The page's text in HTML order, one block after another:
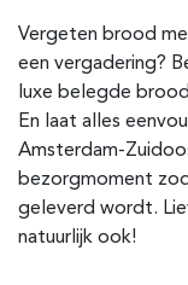
Vergeten brood
een vergadering?
luxe belegde
En laat alles
Amsterdam-
bezorgmoment
geleverd wordt.
natuurlijk ook!